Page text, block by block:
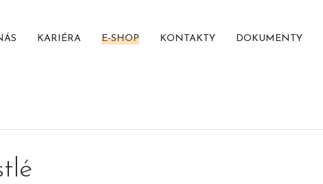
KARIÉRA E-SHOP KONTAKTY DOKUMENTY